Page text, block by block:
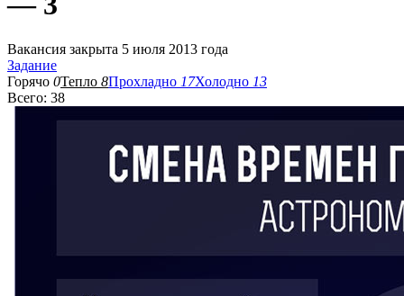
Вакансия закрыта 5 июля 2013 года
Задание
Горячо 0Тепло 8Прохладно 17Холодно 13
Всего: 38